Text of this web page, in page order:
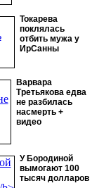
Токарева
поклялась
отбить мужа у
ИрСанны
Варвара
Третьякова едва
не разбилась
насмерть +
видео
У Бородиной
вымогают 100
тысяч долларов